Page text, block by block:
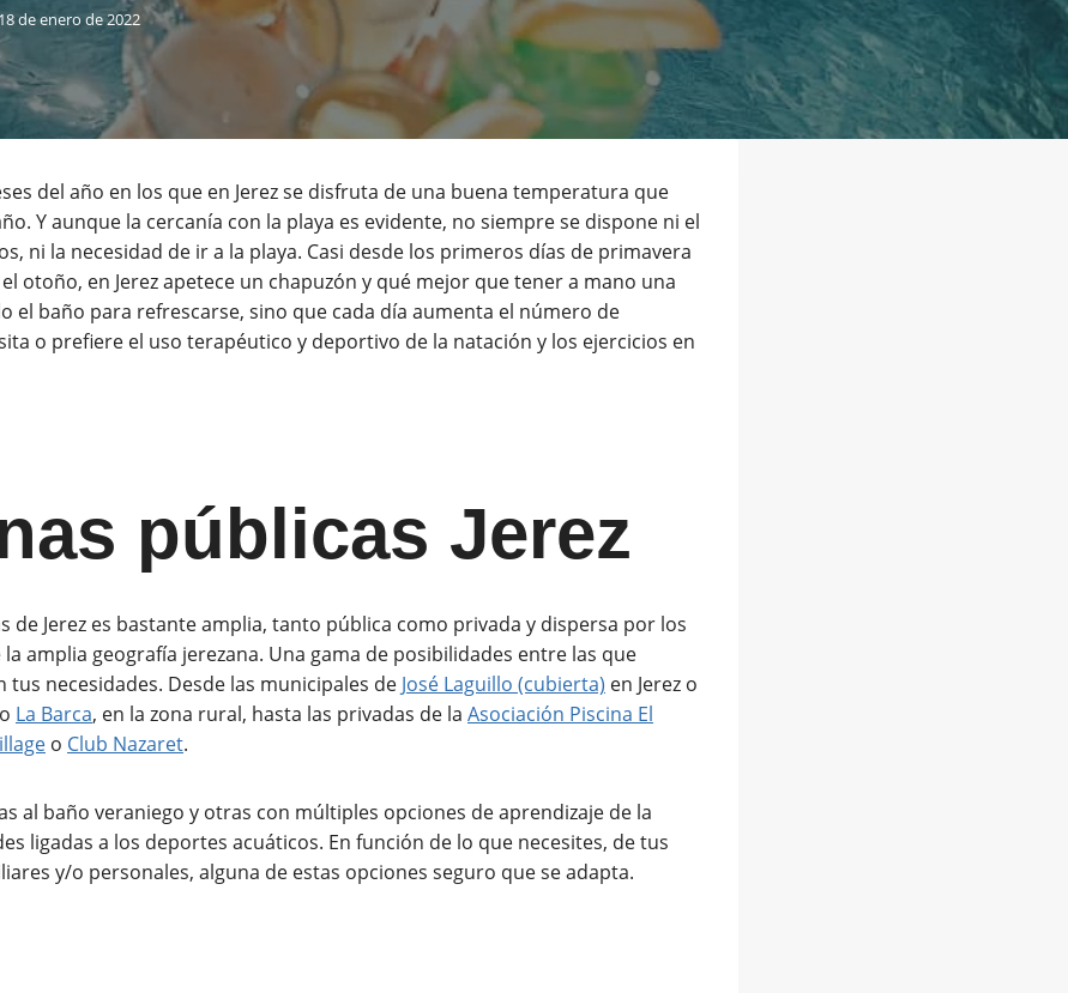
18 de enero de 2022
del año en los que en Jerez se disfruta de una buena temperatura que
Y aunque la cercanía con la playa es evidente, no siempre se dispone ni el
ni la necesidad de ir a la playa. Casi desde los primeros días de primavera
otoño, en Jerez apetece un chapuzón y qué mejor que tener a mano una
el baño para refrescarse, sino que cada día aumenta el número de
o prefiere el uso terapéutico y deportivo de la natación y los ejercicios en
públicas Jerez
de Jerez es bastante amplia, tanto pública como privada y dispersa por los
amplia geografía jerezana. Una gama de posibilidades entre las que
tus necesidades. Desde las municipales de José Laguillo (cubierta) en Jerez o
o La Barca, en la zona rural, hasta las privadas de la Asociación Piscina El
o Club Nazaret.
al baño veraniego y otras con múltiples opciones de aprendizaje de la
ligadas a los deportes acuáticos. En función de lo que necesites, de tus
y/o personales, alguna de estas opciones seguro que se adapta.